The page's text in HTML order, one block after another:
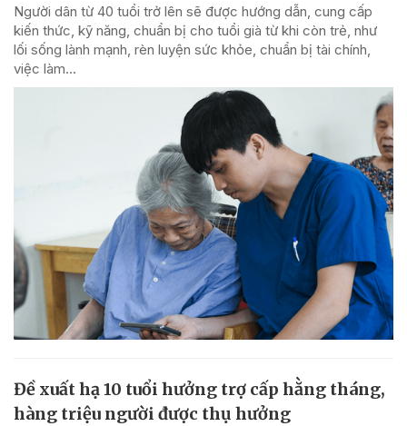
Người dân từ 40 tuổi trở lên sẽ được hướng dẫn, cung cấp
kiến thức, kỹ năng, chuẩn bị cho tuổi già từ khi còn trẻ, như
lối sống lành mạnh, rèn luyện sức khỏe, chuẩn bị tài chính,
việc làm...
Đề xuất hạ 10 tuổi hưởng trợ cấp hằng tháng,
hàng triệu người được thụ hưởng